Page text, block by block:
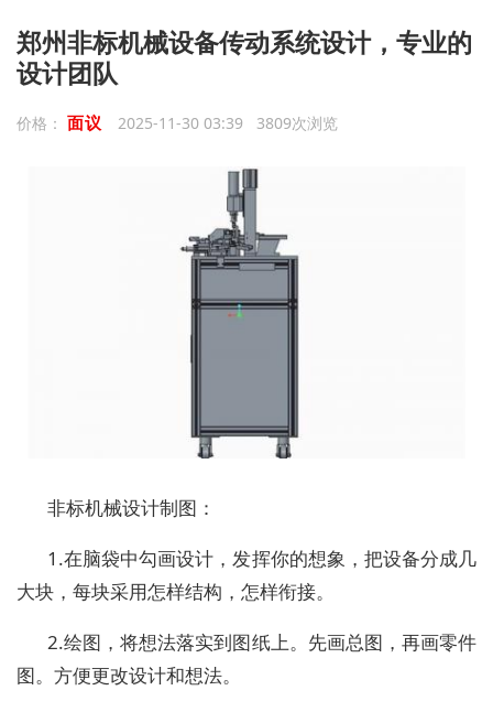
郑州非标机械设备传动系统设计，专业的
设计团队
价格： 面议 2025-11-30 03:39 3809次浏览
非标机械设计制图：
1.在脑袋中勾画设计，发挥你的想象，把设备分成几
大块，每块采用怎样结构，怎样衔接。
2.绘图，将想法落实到图纸上。先画总图，再画零件
图。方便更改设计和想法。